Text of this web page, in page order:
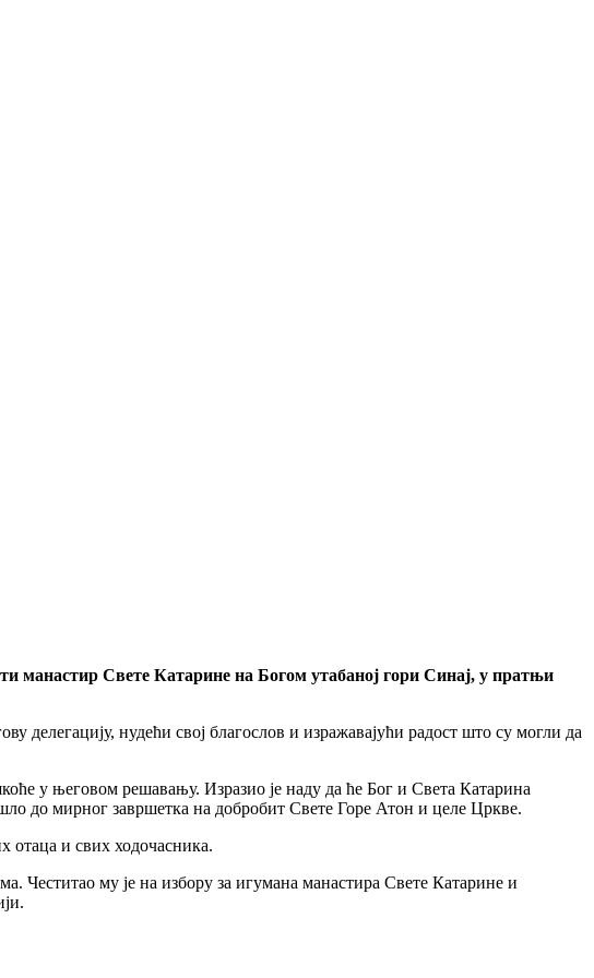
манастир Свете Катарине на Богом утабаној гори Синај, у пратњи
нудећи свој благослов и изражавајући радост што су могли да
у његовом решавању. Изразио је наду да ће Бог и Света Катарина
до мирног завршетка на добробит Свете Горе Атон и целе Цркве.
отаца и свих ходочасника.
Честитао му је на избору за игумана манастира Свете Катарине и